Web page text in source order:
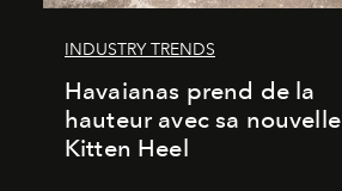
INDUSTRY TRENDS
Havaianas prend de la
hauteur avec sa nouvelle
Kitten Heel